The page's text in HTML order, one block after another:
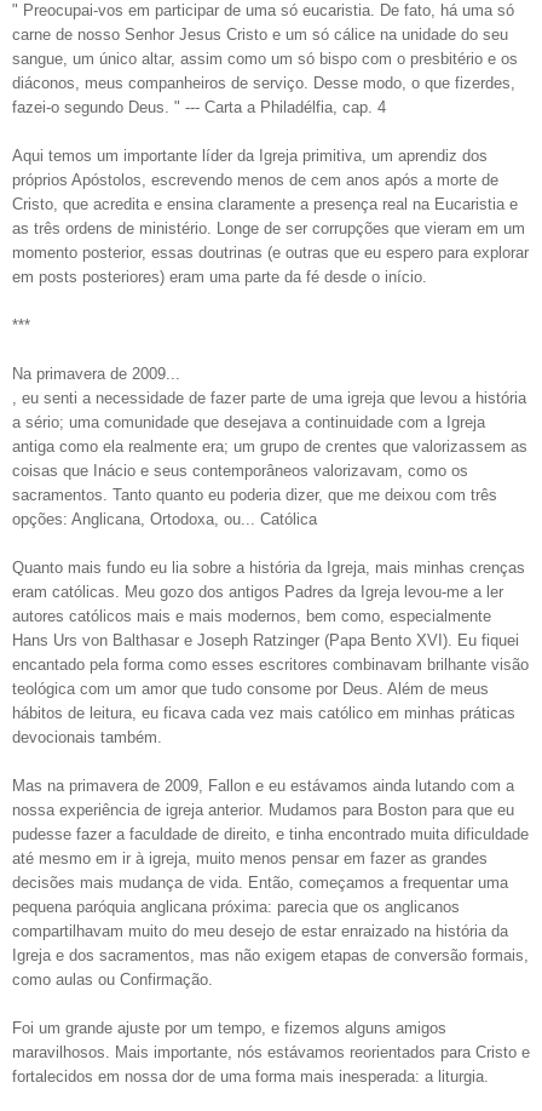
" Preocupai-vos em participar de uma só eucaristia. De fato, há uma só
carne de nosso Senhor Jesus Cristo e um só cálice na unidade do seu
sangue, um único altar, assim como um só bispo com o presbitério e os
diáconos, meus companheiros de serviço. Desse modo, o que fizerdes,
fazei-o segundo Deus. " --- Carta a Philadélfia, cap. 4
Aqui temos um importante líder da Igreja primitiva, um aprendiz dos
próprios Apóstolos, escrevendo menos de cem anos após a morte de
Cristo, que acredita e ensina claramente a presença real na Eucaristia e
as três ordens de ministério. Longe de ser corrupções que vieram em um
momento posterior, essas doutrinas (e outras que eu espero para explorar
em posts posteriores) eram uma parte da fé desde o início.
***
Na primavera de 2009...
, eu senti a necessidade de fazer parte de uma igreja que levou a história
a sério; uma comunidade que desejava a continuidade com a Igreja
antiga como ela realmente era; um grupo de crentes que valorizassem as
coisas que Inácio e seus contemporâneos valorizavam, como os
sacramentos. Tanto quanto eu poderia dizer, que me deixou com três
opções: Anglicana, Ortodoxa, ou... Católica
Quanto mais fundo eu lia sobre a história da Igreja, mais minhas crenças
eram católicas. Meu gozo dos antigos Padres da Igreja levou-me a ler
autores católicos mais e mais modernos, bem como, especialmente
Hans Urs von Balthasar e Joseph Ratzinger (Papa Bento XVI). Eu fiquei
encantado pela forma como esses escritores combinavam brilhante visão
teológica com um amor que tudo consome por Deus. Além de meus
hábitos de leitura, eu ficava cada vez mais católico em minhas práticas
devocionais também.
Mas na primavera de 2009, Fallon e eu estávamos ainda lutando com a
nossa experiência de igreja anterior. Mudamos para Boston para que eu
pudesse fazer a faculdade de direito, e tinha encontrado muita dificuldade
até mesmo em ir à igreja, muito menos pensar em fazer as grandes
decisões mais mudança de vida. Então, começamos a frequentar uma
pequena paróquia anglicana próxima: parecia que os anglicanos
compartilhavam muito do meu desejo de estar enraizado na história da
Igreja e dos sacramentos, mas não exigem etapas de conversão formais,
como aulas ou Confirmação.
Foi um grande ajuste por um tempo, e fizemos alguns amigos
maravilhosos. Mais importante, nós estávamos reorientados para Cristo e
fortalecidos em nossa dor de uma forma mais inesperada: a liturgia.